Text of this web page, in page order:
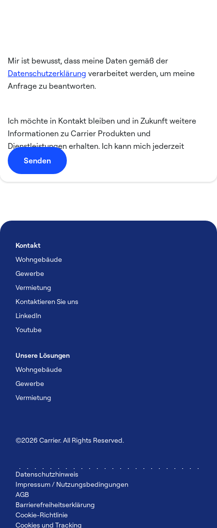
Mir ist bewusst, dass meine Daten gemäß der
Datenschutzerklärung verarbeitet werden, um meine
Anfrage zu beantworten.
Ich möchte in Kontakt bleiben und in Zukunft weitere
Informationen zu Carrier Produkten und
Dienstleistungen erhalten. Ich kann mich jederzeit
abmelden.
Senden
Kontakt
Wohngebäude
Gewerbe
Vermietung
Kontaktieren Sie uns
Linkedln
Youtube
Unsere Lösungen
Wohngebäude
Gewerbe
Vermietung
©2026 Carrier. All Rights Reserved.
Datenschutzhinweis
Impressum / Nutzungsbedingungen
AGB
Barrierefreiheitserklärung
Cookie-Richtlinie
Cookies und Tracking